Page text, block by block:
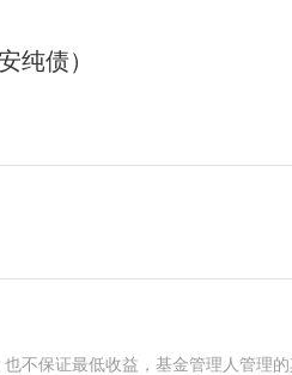
纯债）
不保证最低收益，基金管理人管理